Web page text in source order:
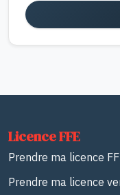
Licence FFE
Prendre ma licence
Prendre ma licence